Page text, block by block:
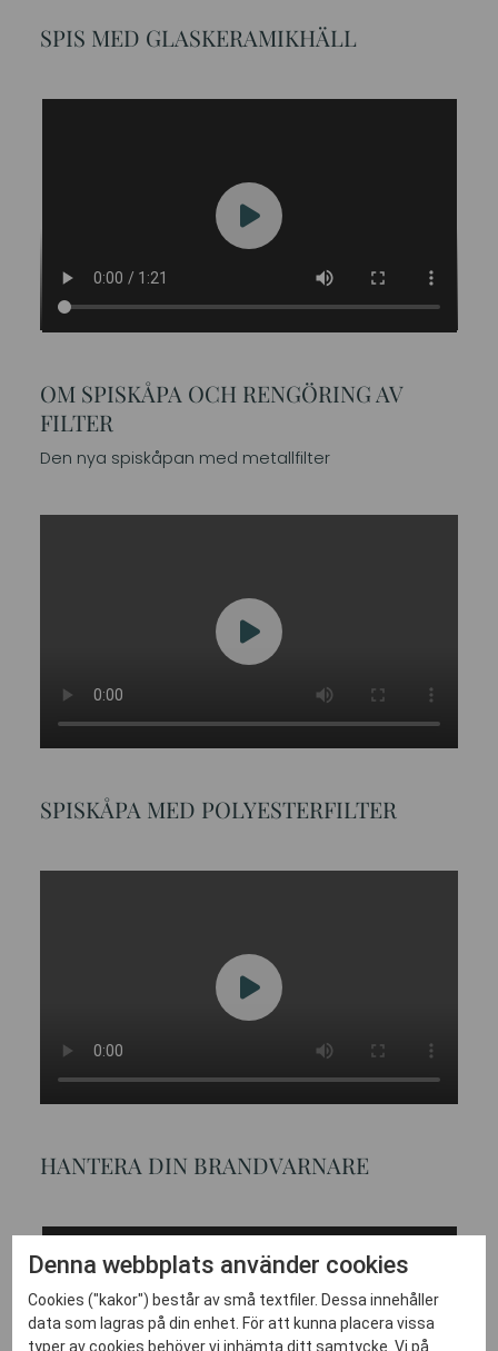
SPIS MED GLASKERAMIKHÄLL
OM SPISKÅPA OCH RENGÖRING AV
FILTER
Den nya spiskåpan med metallfilter
SPISKÅPA MED POLYESTERFILTER
HANTERA DIN BRANDVARNARE
Denna webbplats använder cookies
Cookies ("kakor") består av små textfiler. Dessa innehåller
data som lagras på din enhet. För att kunna placera vissa
typer av cookies behöver vi inhämta ditt samtycke. Vi på